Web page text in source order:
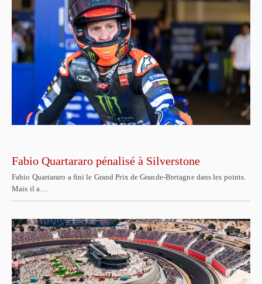
Fabio Quartararo pénalisé à Silverstone
Fabio Quartararo a fini le Grand Prix de Grande-Bretagne dans les points.
Mais il a…